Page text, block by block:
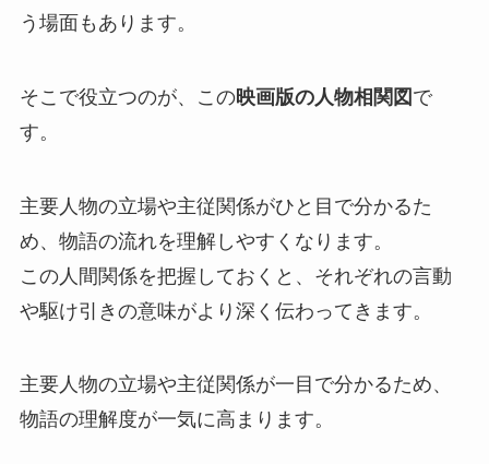
う場面もあります。
そこで役立つのが、この映画版の人物相関図 で
す。
主要人物の立場や主従関係がひと目で分かるた
め、物語の流れを理解しやすくなります。
この人間関係を把握しておくと、それぞれの言動
や駆け引きの意味がより深く伝わってきます。
主要人物の立場や主従関係が一目で分かるため、
物語の理解度が一気に高まります。